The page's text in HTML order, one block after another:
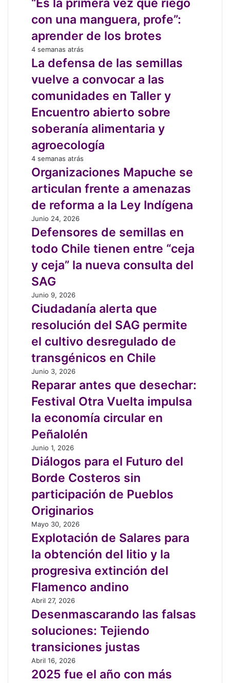
nueva
regulación
del
SAG
vez
que
riego
con
una
manguera,
profe”:
aprender
de
los
brotes
“Es la primera vez que riego
con una manguera, profe”:
aprender de los brotes
La
defensa
las
semillas
vuelve
a
convocar
a
las
comunidades
en
Taller
y
Encuentro
abierto
sobre
soberanía
alimentaria
y
agroecología
4 semanas atrás
La defensa de las semillas
vuelve a convocar a las
comunidades en Taller y
Encuentro abierto sobre
soberanía alimentaria y
agroecología
Organizaciones
Mapuche
articulan
frente
a
amenazas
de
reforma
a
la
Ley
Indígena
4 semanas atrás
Organizaciones Mapuche se
articulan frente a amenazas
de reforma a la Ley Indígena
Defensores
de
en
todo
Chile
tienen
entre
“ceja
y
ceja”
nueva
consulta
del
SAG
Junio 24, 2026
Defensores de semillas en
todo Chile tienen entre “ceja
y ceja” la nueva consulta del
SAG
Ciudadanía
alerta
resolución
del
SAG
permite
el
cultivo
desregulado
de
transgénicos
en
Chile
Junio 9, 2026
Ciudadanía alerta que
resolución del SAG permite
el cultivo desregulado de
transgénicos en Chile
Reparar
antes
desechar:
Festival
Otra
Vuelta
impulsa
la
economía
circular
Peñalolén
Junio 3, 2026
Reparar antes que desechar:
Festival Otra Vuelta impulsa
la economía circular en
Peñalolén
Diálogos
para
Futuro
del
Borde
Costeros
sin
participación
de
Pueblos
Junio 1, 2026
Diálogos para el Futuro del
Borde Costeros sin
participación de Pueblos
Originarios
Explotación
de
Salares
para
la
obtención
del
litio
y
la
progresiva
extinción
del
Flamenco
andino
Mayo 30, 2026
Explotación de Salares para
la obtención del litio y la
progresiva extinción del
Flamenco andino
Desenmascarando
las
soluciones:
Tejiendo
transiciones
justas
Abril 27, 2026
Desenmascarando las falsas
soluciones: Tejiendo
transiciones justas
2025
fue
Abril 16, 2026
2025 fue el año con más